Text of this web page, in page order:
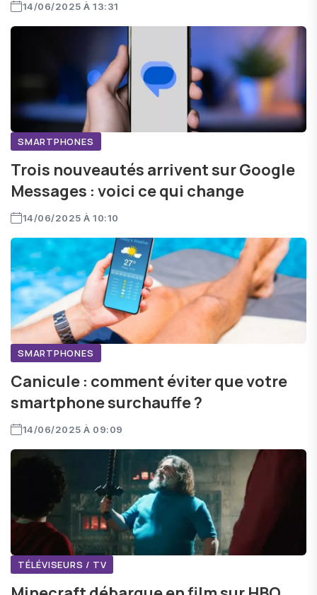
14/06/2025 À 13:31
SMARTPHONES
Trois nouveautés arrivent sur Google
Messages : voici ce qui change
14/06/2025 À 10:10
SMARTPHONES
Canicule : comment éviter que votre
smartphone surchauffe ?
14/06/2025 À 09:09
TÉLÉVISEURS / TV